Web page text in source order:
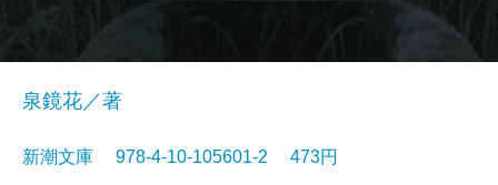
泉鏡花／著
新潮文庫 978-4-10-105601-2 473円